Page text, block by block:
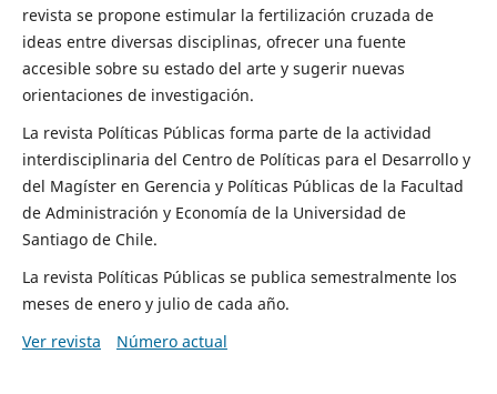
revista se propone estimular la fertilización cruzada de
ideas entre diversas disciplinas, ofrecer una fuente
accesible sobre su estado del arte y sugerir nuevas
orientaciones de investigación.
La revista Políticas Públicas forma parte de la actividad
interdisciplinaria del Centro de Políticas para el Desarrollo y
del Magíster en Gerencia y Políticas Públicas de la Facultad
de Administración y Economía de la Universidad de
Santiago de Chile.
La revista Políticas Públicas se publica semestralmente los
meses de enero y julio de cada año.
Ver revista
Número actual